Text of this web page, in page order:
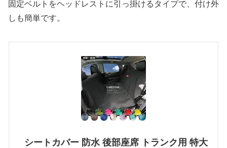
固定ベルトをヘッドレストに引っ掛けるタイプで、付け外
しも簡単です。
シートカバー 防水 後部座席 トランク用 特大